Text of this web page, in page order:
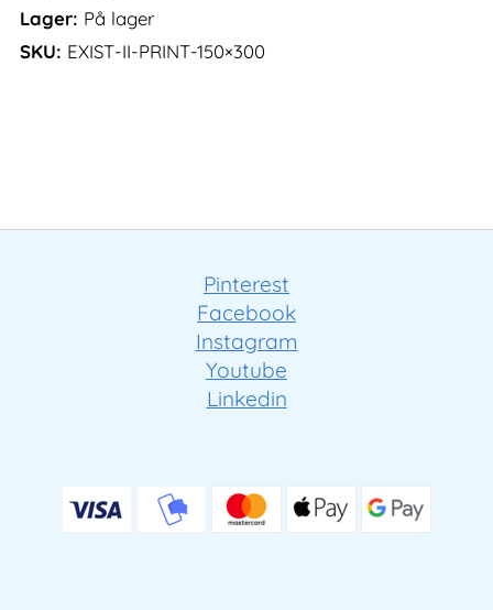
Lager: På lager
SKU: EXIST-II-PRINT-150×300
Pinterest
Facebook
Instagram
Youtube
Linkedin